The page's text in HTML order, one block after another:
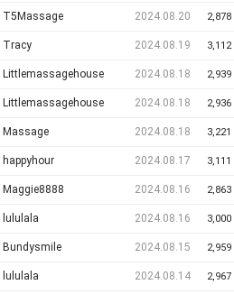
T5Massage 2024.08.20 2,878
Tracy 2024.08.19 3,112
Littlemassagehouse 2024.08.18 2,939
Littlemassagehouse 2024.08.18 2,936
Massage 2024.08.18 3,221
happyhour 2024.08.17 3,111
Maggie8888 2024.08.16 2,863
lululala 2024.08.16 3,000
Bundysmile 2024.08.15 2,959
lululala 2024.08.14 2,967